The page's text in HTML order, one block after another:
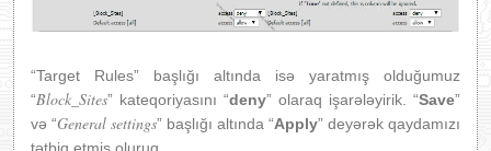
“Target Rules” başlığı altında isə yaratmış olduğumuz
“Block_Sites” kateqoriyasını “deny” olaraq işarələyirik. “Save”
və “General settings” başlığı altında “Apply” deyərək qaydamızı